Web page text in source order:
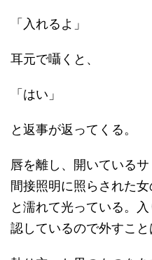
「入れるよ」
耳元で囁くと、
「はい」
と返事が返ってくる。
唇を離し、開いているサ
間接照明に照らされた
と濡れて光っている。
認しているので外すこと